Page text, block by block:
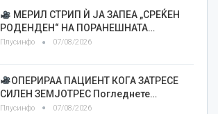
МЕРИЛ СТРИП Ѝ ЈА ЗАПЕА „СРЕЌЕН
РОДЕНДЕН“ НА ПОРАНЕШНАТА…
Плусинфо 07/08/2026
ОПЕРИРАА ПАЦИЕНТ КОГА ЗАТРЕСЕ
СИЛЕН ЗЕМЈОТРЕС Погледнете…
Плусинфо 07/08/2026